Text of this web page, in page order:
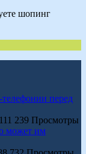
шопинг
перед
239 Просмотры
может им